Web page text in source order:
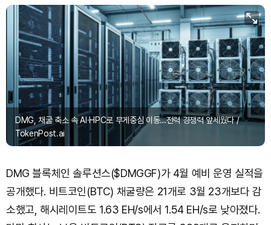
DMG, 채굴 축소 속 AI·HPC로 무게중심 이동…전력 경쟁력 앞세웠다 /
TokenPost.ai
DMG 블록체인 솔루션스($DMGGF)가 4월 예비 운영 실적을
공개했다. 비트코인(BTC) 채굴량은 21개로 3월 23개보다 감
소했고, 해시레이트도 1.63 EH/s에서 1.54 EH/s로 낮아졌다.